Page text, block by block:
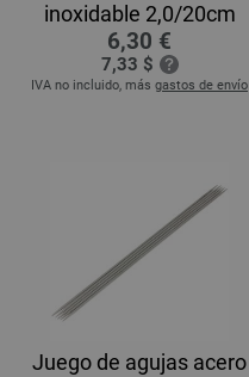
inoxidable 2,0/20cm
6,30 €
7,33 $
IVA no incluido, más gastos de envío
Juego de agujas acero